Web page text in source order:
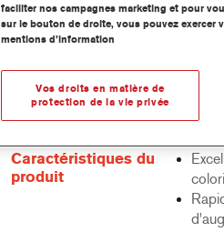
WB1732
Cette teinte de base
Caractéristiques du
produit
faciliter nos campagnes marketing et pour
sur le bouton de droite, vous pouvez exercer
mentions d’information
Vos droits en matière de
protection de la vie privée